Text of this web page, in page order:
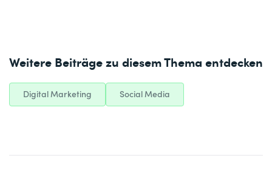
Weitere Beiträge zu diesem Thema entdecken
Digital Marketing Social Media